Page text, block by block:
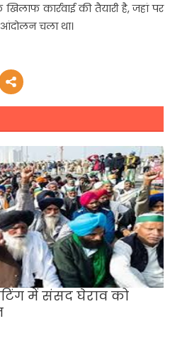
कार्रवाई की तैयारी है, जहां पर
चला था।
में संसद घेराव को